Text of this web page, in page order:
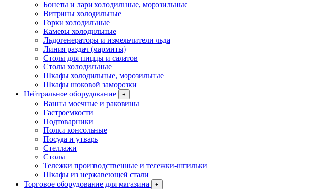
Бонеты и лари холодильные, морозильные
Витрины холодильные
Горки холодильные
Камеры холодильные
Льдогенераторы и измельчители льда
Линия раздач (мармиты)
Столы для пиццы и салатов
Столы холодильные
Шкафы холодильные, морозильные
Шкафы шоковой заморозки
Нейтральное оборудование
+
Ванны моечные и раковины
Гастроемкости
Подтоварники
Полки консольные
Посуда и утварь
Стеллажи
Столы
Тележки производственные и тележки-шпильки
Шкафы из нержавеющей стали
Торговое оборудование для магазина
+